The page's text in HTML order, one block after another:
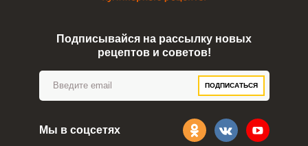
Подписывайся на рассылку новых
рецептов и советов!
ПОДПИСАТЬСЯ
Мы в соцсетях